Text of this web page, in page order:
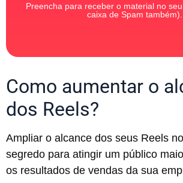
Preencha para receber o material no
caixa de Spam também).
Como aumentar o
dos Reels?
Ampliar o alcance dos seus Reels
segredo para atingir um público
os resultados de vendas da sua